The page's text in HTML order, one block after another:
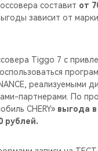
составит от
зависит от
Tiggo 7 с
реализуемыми
партнерами. По
CHERY» выгода
рублей.